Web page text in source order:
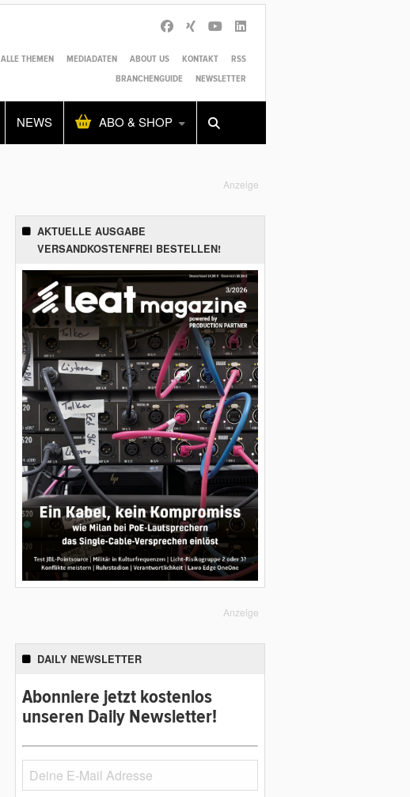
ALLE THEMEN MEDIADATEN ABOUT US KONTAKT
RSS
BRANCHENGUIDE
NEWSLETTER
NEWS ABO & SHOP
Alles Shop SUCHEN
Anzeige
AKTUELLE AUSGABE
VERSANDKOSTENFREI BESTELLEN!
Anzeige
DAILY NEWSLETTER
Abonniere jetzt kostenlos
unseren Daily Newsletter!